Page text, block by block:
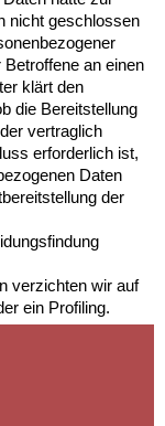
nicht geschlossen
an einen
klärt den
die Bereitstellung
vertraglich
erforderlich ist,
Daten
der
verzichten wir auf
ein Profiling.